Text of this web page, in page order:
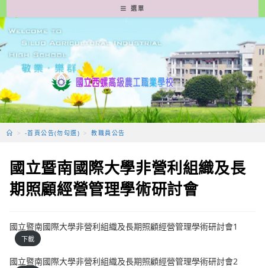
轉
至
要
容
選單
> -首頁公告(勿勾選) > 教職員公告
國立暨南國際大學非營利組織及長
期照顧經營管理學術研討會
國立暨南國際大學非營利組織及長期照顧經營管理學術研討會1
下載
國立暨南國際大學非營利組織及長期照顧經營管理學術研討會2